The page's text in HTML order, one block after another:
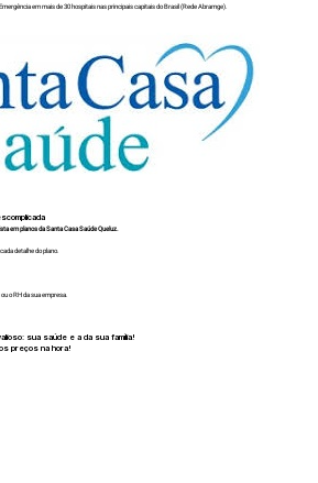
em mais de 30 hospitais nas principais capitais do Brasil (Rede Abramge).
em planos da Santa Casa Saúde Queluz.
detalhe do plano.
o RH da sua empresa.
sua saúde e a da sua família!
preços na hora!